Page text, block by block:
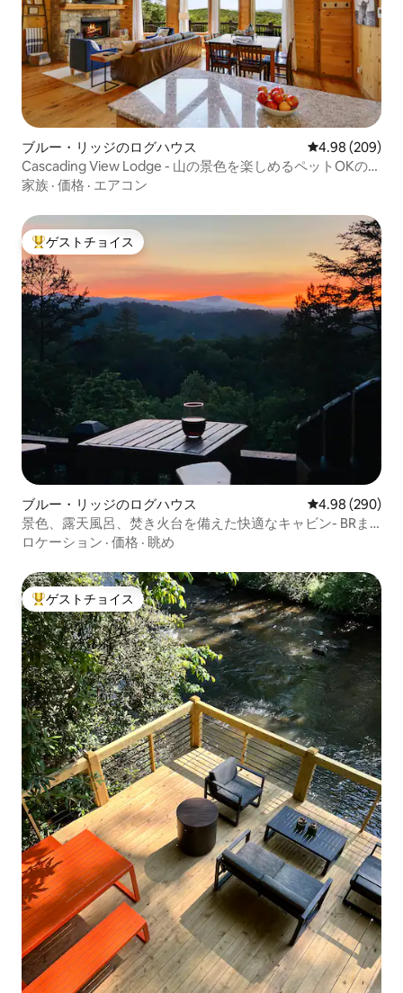
ブルー・リッジのログハウス レビュー209
4.98 (209)
Cascading View Lodge - 山の景色を楽しめるペットOKのロ
ッジ
家族 · 価格 · エアコン
大好評のゲストチョイスです。
ゲストチョイス
ブルー・リッジのログハウス レビュー290
4.98 (290)
景色、露天風呂、焚き火台を備えた快適なキャビン- BRま
で10分
ロケーション · 価格 · 眺め
大好評のゲストチョイスです。
ゲストチョイス